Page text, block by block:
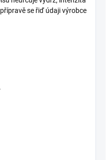
se řiď údaji výrobce